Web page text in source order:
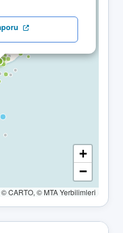
+
−
CARTO, © MTA Yerbilimleri